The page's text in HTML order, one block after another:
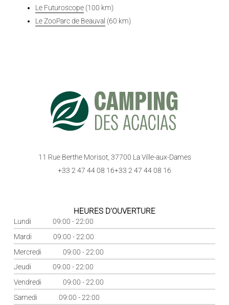
Le Futuroscope (100 km)
Le ZooParc de Beauval (60 km)
11 Rue Berthe Morisot, 37700 La Ville-aux-Dames
+33 2 47 44 08 16+33 2 47 44 08 16
HEURES D'OUVERTURE
Lundi
09:00 - 22:00
Mardi
09:00 - 22:00
Mercredi
09:00 - 22:00
Jeudi
09:00 - 22:00
Vendredi
09:00 - 22:00
Samedi
09:00 - 22:00